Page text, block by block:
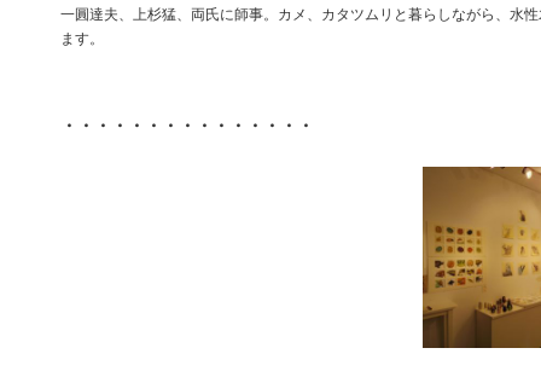
一圓達夫、上杉猛、両氏に師事。カメ、カタツムリと暮らしながら、水
ます。
・・・・・・・・・・・・・・・